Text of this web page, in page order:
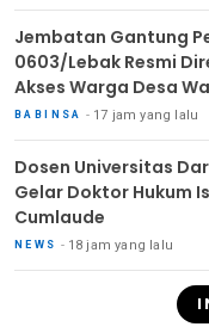
Jembatan Gantung
0603/Lebak Resmi
Akses Warga Desa
BABINSA 17 jam yang lalu
Dosen Universitas
Gelar Doktor Hukum
Cumlaude
NEWS 18 jam yang lalu